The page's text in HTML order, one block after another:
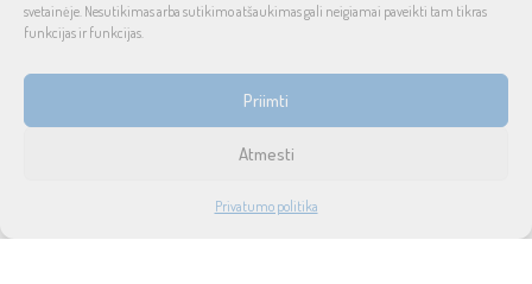
svetainėje. Nesutikimas arba sutikimo atšaukimas gali neigiamai paveikti tam tikras
funkcijas ir funkcijas.
Priimti
Atmesti
Privatumo politika
PASKYRA PAIEŠKA
kainos ir kokybės santykis.
INFORMACIJA
Prekių pristatymas ir grąžinimas